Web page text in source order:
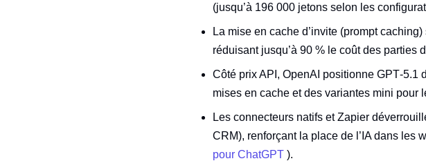
(jusqu’à 196 000 jetons selon les
La mise en cache d’invite (prompt
réduisant jusqu’à 90 % le coût des parties
Côté prix API, OpenAI positionne
mises en cache et des variantes mini pour
Les connecteurs natifs et Zapier
CRM), renforçant la place de l’IA dans les
pour ChatGPT ).